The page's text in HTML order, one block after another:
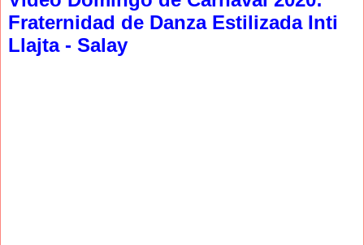
Fraternidad de Danza Estilizada Inti
Llajta - Salay